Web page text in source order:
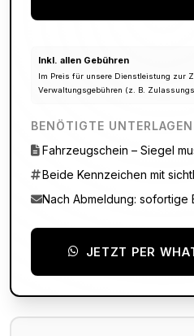
Inkl. allen Gebühren
Im Preis für unsere Dienstleistung zur
Verwaltungsgebühren (z. B.
BENÖTIGTE UNTERLAGEN
Fahrzeugschein – Siegel
Beide Kennzeichen mit
Nach Abmeldung: sofortige
JETZT PER